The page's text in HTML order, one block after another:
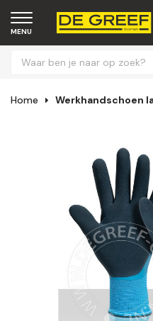
MENU
Home Werkhandschoen latex